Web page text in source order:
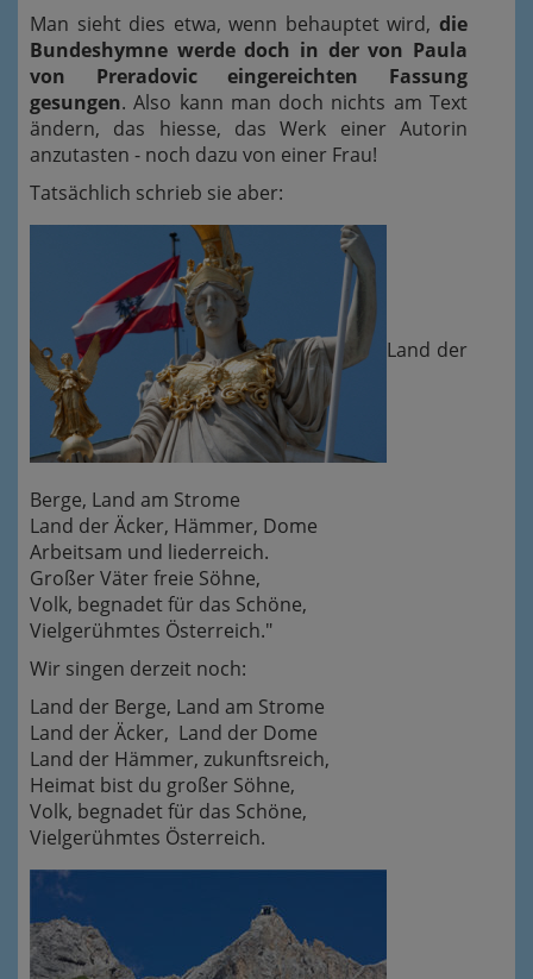
Man sieht dies etwa, wenn behauptet wird, die
Bundeshymne werde doch in der von Paula
von Preradovic eingereichten Fassung
gesungen. Also kann man doch nichts am Text
ändern, das hiesse, das Werk einer Autorin
anzutasten - noch dazu von einer Frau!
Tatsächlich schrieb sie aber:
Land der
Berge, Land am Strome
Land der Äcker, Hämmer, Dome
Arbeitsam und liederreich.
Großer Väter freie Söhne,
Volk, begnadet für das Schöne,
Vielgerühmtes Österreich."
Wir singen derzeit noch:
Land der Berge, Land am Strome
Land der Äcker, Land der Dome
Land der Hämmer, zukunftsreich,
Heimat bist du großer Söhne,
Volk, begnadet für das Schöne,
Vielgerühmtes Österreich.